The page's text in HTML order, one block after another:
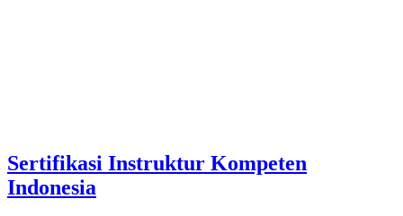
Sertifikasi Instruktur Kompeten
Indonesia